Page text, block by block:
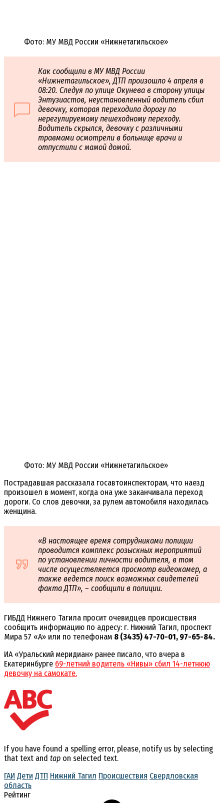
Фото: МУ МВД России «Нижнетагильское»
Как сообщили в МУ МВД России
«Нижнетагильское», ДТП произошло 4 апреля в
08:20. Следуя по улице Окунева в сторону улицы
Энтузиастов, неустановленный водитель сбил
девочку, которая переходила дорогу по
нерегулируемому пешеходному переходу.
Водитель скрылся, девочку с различными
травмами осмотрели в больнице врачи и
отпустили с мамой домой.
Фото: МУ МВД России «Нижнетагильское»
Пострадавшая рассказала госавтоинспекторам, что наезд
произошел в момент, когда она уже заканчивала переход
дороги. Со слов девочки, за рулем автомобиля находилась
женщина.
«В настоящее время сотрудниками полиции
проводится комплекс розыскных мероприятий
по установлении личности водителя, в том
числе осуществляется просмотр видеокамер, а
также ведется поиск возможных свидетелей
факта ДТП», – сообщили в полиции.
ГИБДД Нижнего Тагила просит очевидцев происшествия
сообщить информацию по адресу: г. Нижний Тагил, проспект
Мира 57 «А» или по телефонам 8 (3435) 47-70-01, 97-65-84.
ИА «Уральский меридиан» ранее писало, что вчера в
Екатеринбурге 69-летний водитель «Нивы» сбил 14-летнюю
девочку на самокате.
If you have found a spelling error, please, notify us by selecting
that text and tap on selected text.
ГАИ Дети ДТП Нижний Тагил Происшествия Свердловская
область
Рейтинг